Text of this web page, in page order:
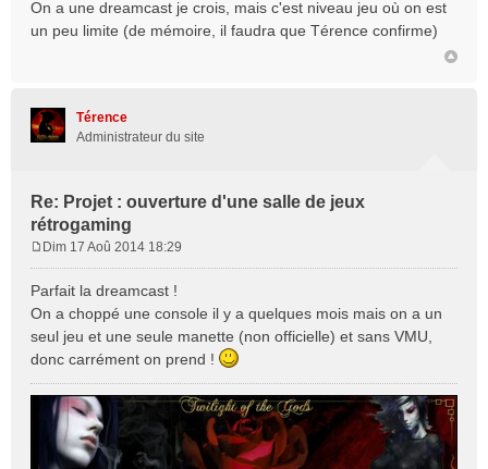
s
a
On a une dreamcast je crois, mais c'est niveau jeu où on est
un peu limite (de mémoire, il faudra que Térence confirme)
Térence
Administrateur du site
Re: Projet : ouverture d'une salle de jeux
rétrogaming
s
s
a
g
Dim 17 Aoû 2014 18:29
Parfait la dreamcast !
On a choppé une console il y a quelques mois mais on a un
seul jeu et une seule manette (non officielle) et sans VMU,
donc carrément on prend !